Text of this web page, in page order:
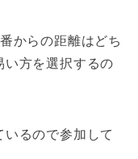
からの距離はどち
い方を選択するの
るので参加して